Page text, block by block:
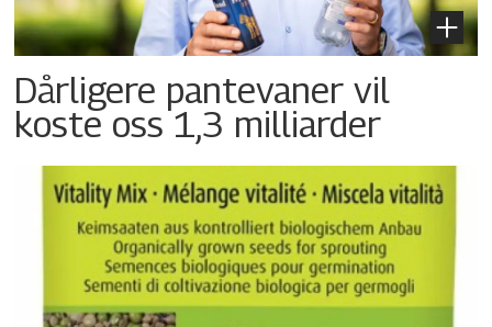
Dårligere pantevaner vil
koste oss 1,3 milliarder